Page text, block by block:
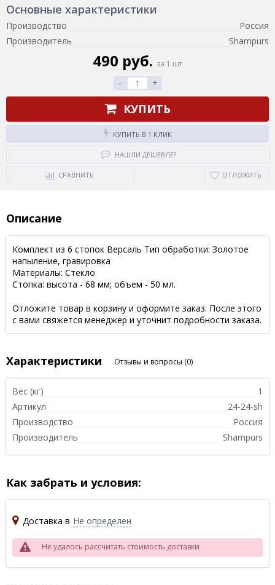
Основные характеристики
Производство
Россия
Производитель
Shampurs
490 руб. за 1 шт
- +
КУПИТЬ
КУПИТЬ В 1 КЛИК
НАШЛИ ДЕШЕВЛЕ?
СРАВНИТЬ ОТЛОЖИТЬ
Описание
Комплект из 6 стопок Версаль Тип обработки: Золотое
напыление, гравировка
Материалы: Стекло
Стопка: высота - 68 мм; объем - 50 мл.
Отложите товар в корзину и оформите заказ. После этого
с вами свяжется менеджер и уточнит подробности заказа.
Характеристики Отзывы и вопросы (0)
Вес (кг)
1
Артикул
24-24-sh
Производство
Россия
Производитель
Shampurs
Как забрать и условия:
Доставка в Не определен
Не удалось рассчитать стоимость доставки